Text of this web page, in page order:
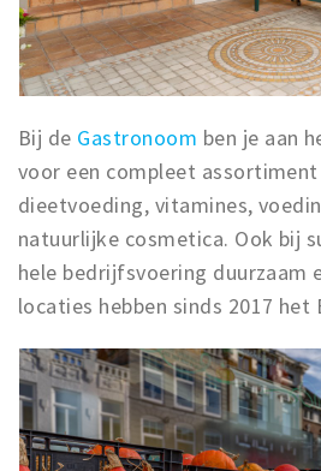
Bij de Gastronoom ben je aan
voor een compleet
dieetvoeding, vitamines,
natuurlijke cosmetica. Ook bij
hele bedrijfsvoering duurzaam
locaties hebben sinds 2017 het